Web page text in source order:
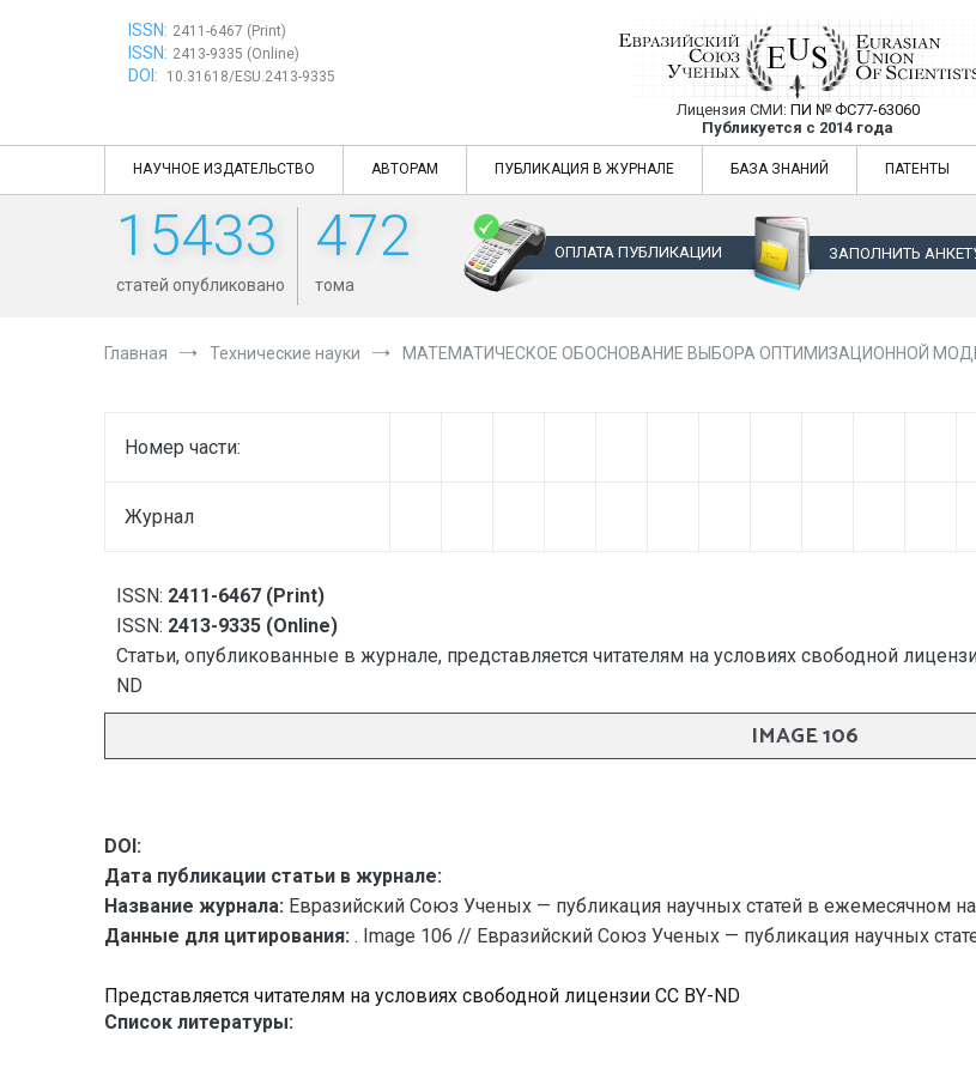
ISSN: 2411-6467 (Print)
ISSN: 2413-9335 (Online)
DOI: 10.31618/ESU.2413-9335
Евразийский Союз Ученых —
Лицензия СМИ: ПИ № ФС77-63060
Публикуется с 2014 года
Евразийский Союз Ученых — публикация научных
НАУЧНОЕ ИЗДАТЕЛЬСТВО АВТОРАМ ПУБЛИКАЦИЯ В ЖУРНАЛЕ БАЗА ЗНАНИЙ ПАТЕНТЫ
15433
статей опубликовано
472
тома
ОПЛАТА ПУБЛИКАЦИИ ЗАПОЛНИТЬ
Главная Технические науки МАТЕМАТИЧЕСКОЕ ОБОСНОВАНИЕ ВЫБОРА ОПТИМИЗАЦИОННОЙ
Номер части:
Журнал
ISSN: 2411-6467 (Print)
ISSN: 2413-9335 (Online)
Статьи, опубликованные в журнале, представляется читателям на условиях свободной
ND
IMAGE 106
DOI:
Дата публикации статьи в журнале:
Название журнала: Евразийский Союз Ученых — публикация научных статей в ежемесячном
Данные для цитирования: . Image 106 // Евразийский Союз Ученых — публикация научных
Представляется читателям на условиях свободной лицензии CC BY-ND
Список литературы: